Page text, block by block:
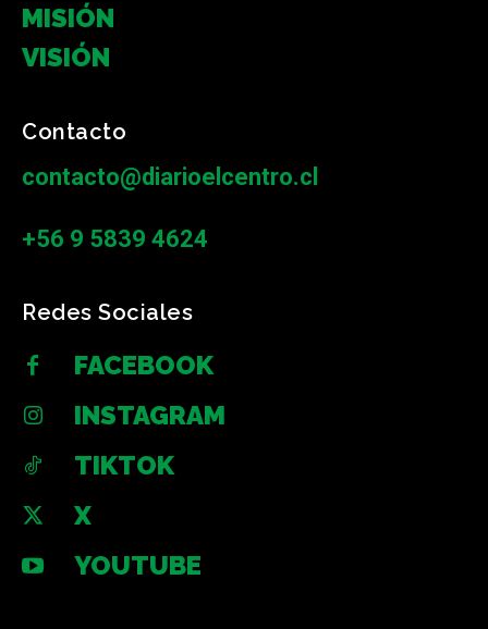
MISIÓN
VISIÓN
Contacto
contacto@diarioelcentro.cl
+56 9 5839 4624
Redes Sociales
FACEBOOK
INSTAGRAM
TIKTOK
X
YOUTUBE